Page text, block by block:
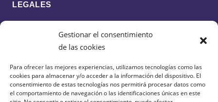
Gestionar el consentimiento
de las cookies
Para ofrecer las mejores experiencias, utilizamos tecnologías como las
cookies para almacenar y/o acceder a la información del dispositivo. El
consentimiento de estas tecnologías nos permitirá procesar datos como
el comportamiento de navegación o las identificaciones únicas en este
LEGALES
CONTACTO